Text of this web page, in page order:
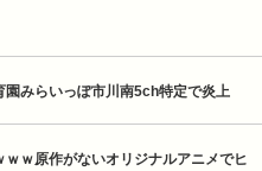
みらいっぽ市川南5ch特定で炎上
ｗｗ原作がないオリジナルアニメでヒ